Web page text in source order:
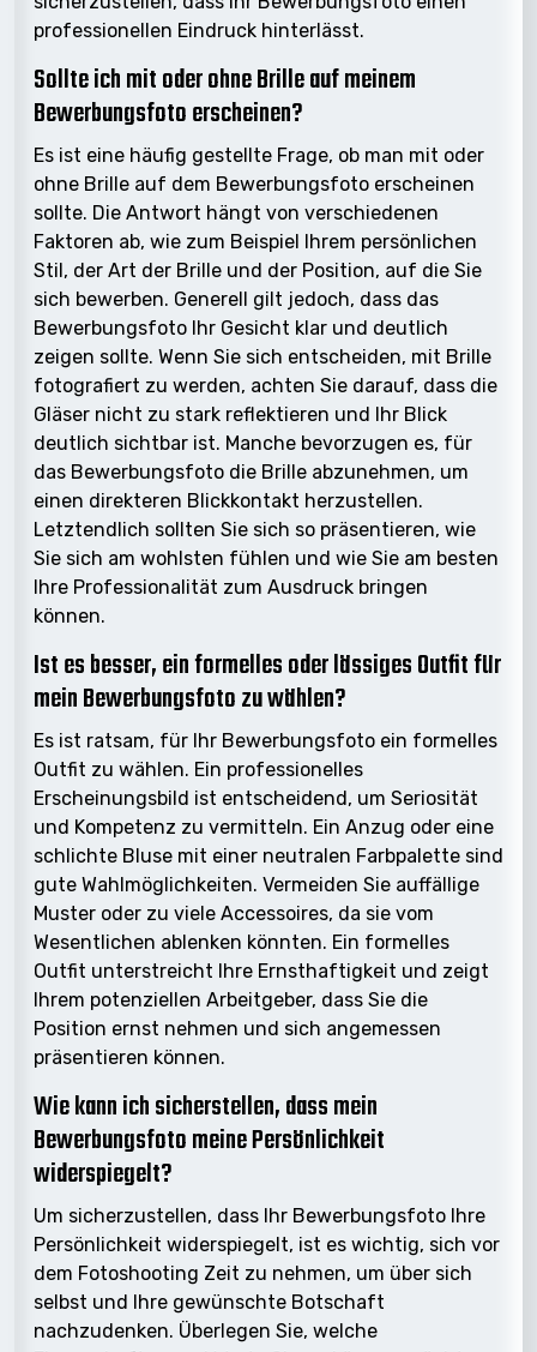
professionellen Eindruck hinterlässt.
Sollte ich mit oder ohne Brille auf meinem
Bewerbungsfoto erscheinen?
Es ist eine häufig gestellte Frage, ob man mit oder
ohne Brille auf dem Bewerbungsfoto erscheinen
sollte. Die Antwort hängt von verschiedenen
Faktoren ab, wie zum Beispiel Ihrem persönlichen
Stil, der Art der Brille und der Position, auf die Sie
sich bewerben. Generell gilt jedoch, dass das
Bewerbungsfoto Ihr Gesicht klar und deutlich
zeigen sollte. Wenn Sie sich entscheiden, mit Brille
fotografiert zu werden, achten Sie darauf, dass die
Gläser nicht zu stark reflektieren und Ihr Blick
deutlich sichtbar ist. Manche bevorzugen es, für
das Bewerbungsfoto die Brille abzunehmen, um
einen direkteren Blickkontakt herzustellen.
Letztendlich sollten Sie sich so präsentieren, wie
Sie sich am wohlsten fühlen und wie Sie am besten
Ihre Professionalität zum Ausdruck bringen
können.
Ist es besser, ein formelles oder lässiges Outfit für
mein Bewerbungsfoto zu wählen?
Es ist ratsam, für Ihr Bewerbungsfoto ein formelles
Outfit zu wählen. Ein professionelles
Erscheinungsbild ist entscheidend, um Seriosität
und Kompetenz zu vermitteln. Ein Anzug oder eine
schlichte Bluse mit einer neutralen Farbpalette sind
gute Wahlmöglichkeiten. Vermeiden Sie auffällige
Muster oder zu viele Accessoires, da sie vom
Wesentlichen ablenken könnten. Ein formelles
Outfit unterstreicht Ihre Ernsthaftigkeit und zeigt
Ihrem potenziellen Arbeitgeber, dass Sie die
Position ernst nehmen und sich angemessen
präsentieren können.
Wie kann ich sicherstellen, dass mein
Bewerbungsfoto meine Persönlichkeit
widerspiegelt?
Um sicherzustellen, dass Ihr Bewerbungsfoto Ihre
Persönlichkeit widerspiegelt, ist es wichtig, sich vor
dem Fotoshooting Zeit zu nehmen, um über sich
selbst und Ihre gewünschte Botschaft
nachzudenken. Überlegen Sie, welche